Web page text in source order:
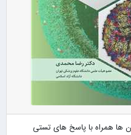
ها همراه با پاسخ های تستی